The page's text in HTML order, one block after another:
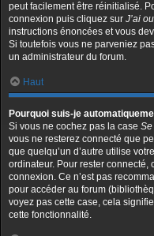
peut facilement être réinitialisé.
connexion puis cliquez sur J’ai
instructions énoncées et vous
Si toutefois vous ne parveniez
un administrateur du forum.
Haut
Pourquoi suis-je
Si vous ne cochez pas la case
vous ne resterez connecté que
que quelqu’un d’autre utilise
ordinateur. Pour rester connecté,
connexion. Ce n’est pas
pour accéder au forum
voyez pas cette case, cela
cette fonctionnalité.